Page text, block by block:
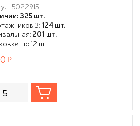
Velvet Touch
5022915
325 шт.
3: 124 шт.
201 шт.
по 12 шт